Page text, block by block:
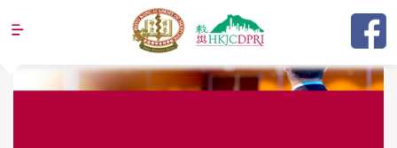
Jump to navigation